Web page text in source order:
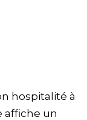
hospitalité à
affiche un